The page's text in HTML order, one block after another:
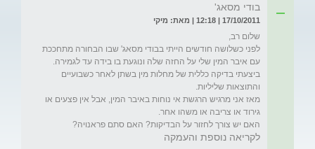
בודי מסאג'
17/10/2011 | 12:18 | מאת: מיקי
לפני כשלושה חודשים הייתי בבודי מסאג' שבו הבחורה מתחככת
ביצעתי בדיקה כללית של מחלות מין בשתן לאחר כשבועיים
מאז אני מרגיש הרגשת אי נוחות באיבר המין, אבל אין פצעים או
האם יש צורך לחזור על הבדיקות? האם סתם פראנויה?
לקריאה נוספת והעמקה